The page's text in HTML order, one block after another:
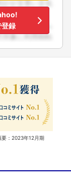
登録
：2023年12月期